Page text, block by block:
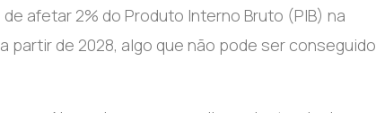
afetar 2% do Produto Interno Bruto (PIB) na
partir de 2028, algo que não pode ser conseguido